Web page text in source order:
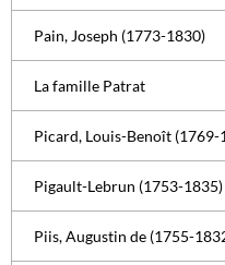
Pain, Joseph (1773-1830)
La famille Patrat
Picard, Louis-Benoît (1769-
Pigault-Lebrun (1753-1835)
Piis, Augustin de (1755-